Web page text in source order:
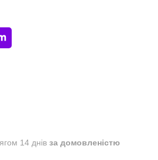
14 днів за домовленістю